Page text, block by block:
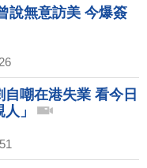
說無意訪美 今爆簽
嘲在港失業 看今日
」